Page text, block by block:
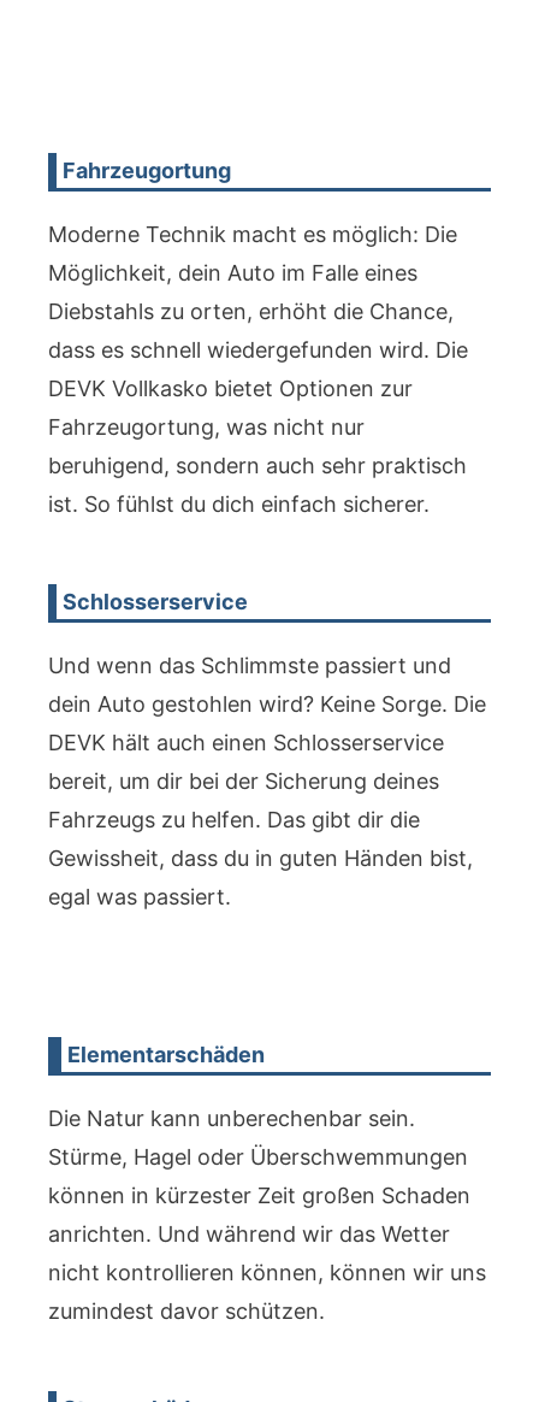
Fahrzeugortung
Moderne Technik macht es möglich: Die
Möglichkeit, dein Auto im Falle eines
Diebstahls zu orten, erhöht die Chance,
dass es schnell wiedergefunden wird. Die
DEVK Vollkasko bietet Optionen zur
Fahrzeugortung, was nicht nur
beruhigend, sondern auch sehr praktisch
ist. So fühlst du dich einfach sicherer.
Schlosserservice
Und wenn das Schlimmste passiert und
dein Auto gestohlen wird? Keine Sorge. Die
DEVK hält auch einen Schlosserservice
bereit, um dir bei der Sicherung deines
Fahrzeugs zu helfen. Das gibt dir die
Gewissheit, dass du in guten Händen bist,
egal was passiert.
Elementarschäden
Die Natur kann unberechenbar sein.
Stürme, Hagel oder Überschwemmungen
können in kürzester Zeit großen Schaden
anrichten. Und während wir das Wetter
nicht kontrollieren können, können wir uns
zumindest davor schützen.